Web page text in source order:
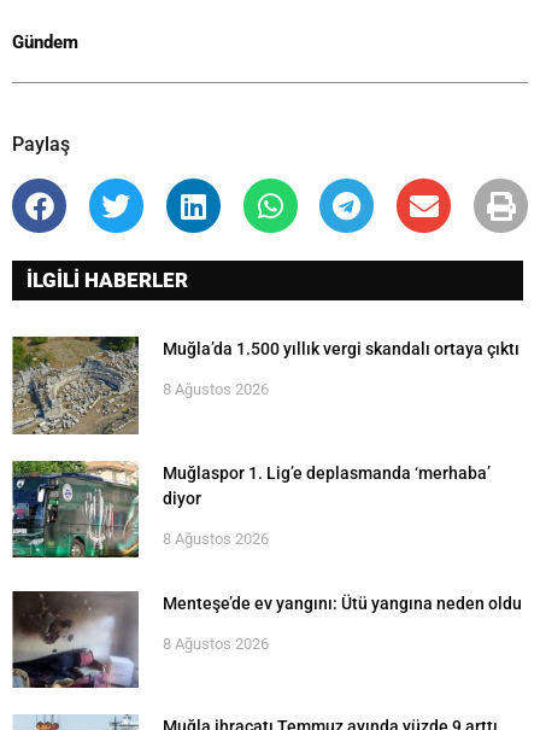
Gündem
Paylaş
İLGİLİ HABERLER
Muğla’da 1.500 yıllık vergi skandalı ortaya çıktı
8 Ağustos 2026
Muğlaspor 1. Lig’e deplasmanda ‘merhaba’
diyor
8 Ağustos 2026
Menteşe’de ev yangını: Ütü yangına neden oldu
8 Ağustos 2026